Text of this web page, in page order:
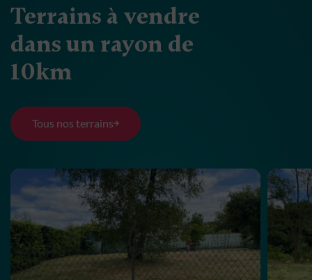
Terrains à vendre
dans un rayon de
10km
Tous nos terrains